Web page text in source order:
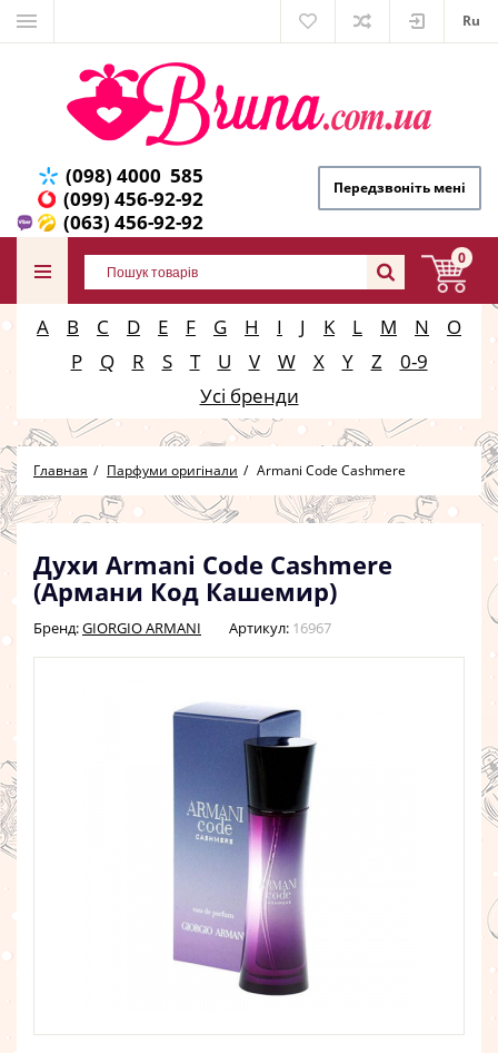
Ru
(098) 4000 585
(099) 456-92-92
(063) 456-92-92
Передзвоніть мені
0
A B C D E F G H I J K L M N
O
P
Q R S T U V W X Y Z
0-9
Усі бренди
Главная Парфуми оригінали Armani Code Cashmere
Духи Armani Code Cashmere
(Армани Код Кашемир)
Бренд:GIORGIO ARMANI Артикул: 16967